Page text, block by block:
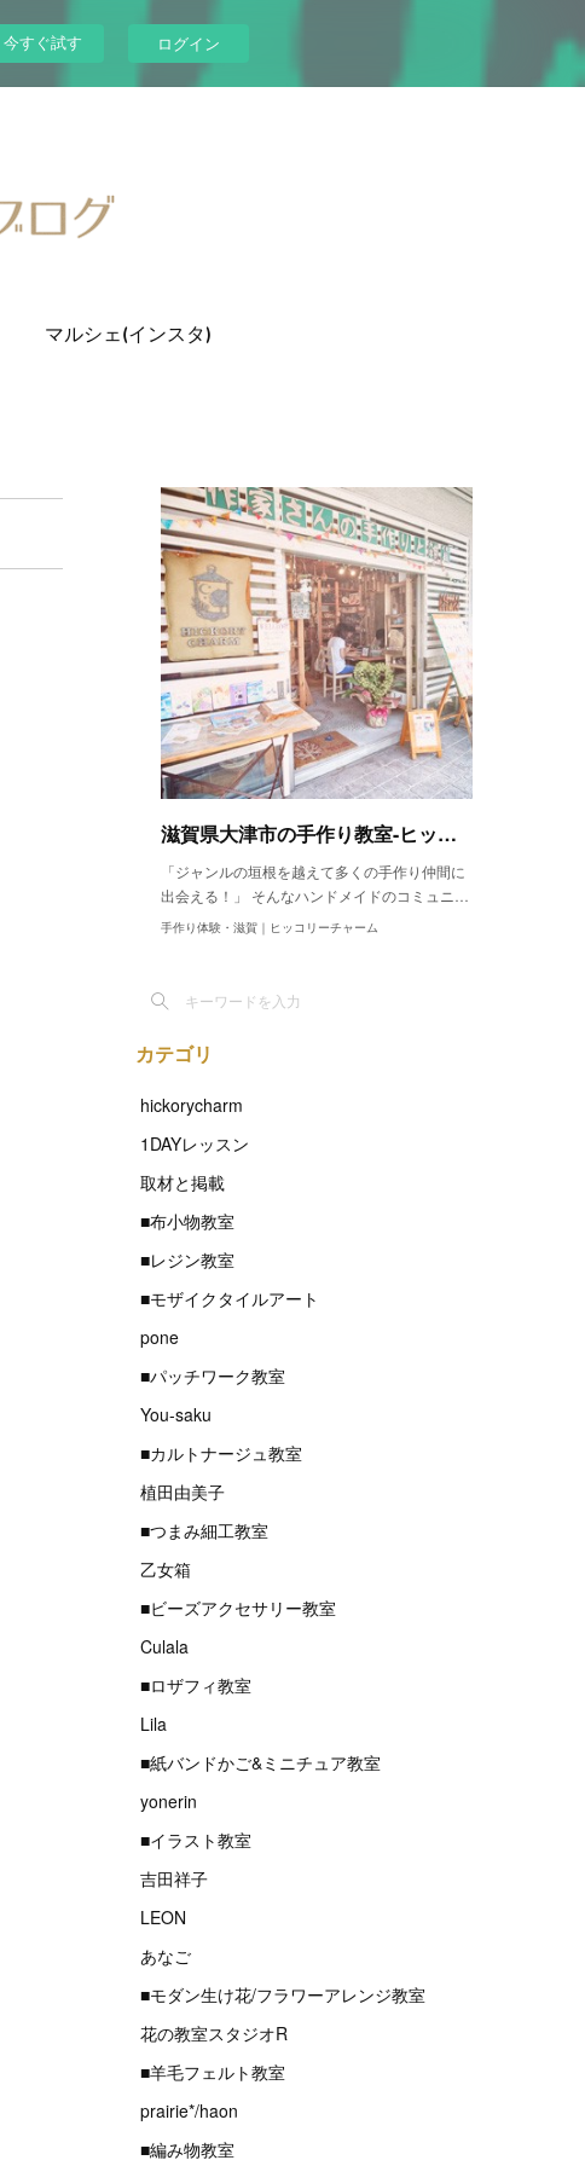
今すぐ試す ログイン
マルシェ(インスタ)
滋賀県大津市の手作り教室-ヒッコリーチャーム｜30種類の手作りレッスン
「ジャンルの垣根を越えて多くの手作り仲間に
出会える！」 そんなハンドメイドのコミュニ…
手作り体験・滋賀｜ヒッコリーチャーム
カテゴリ
hickorycharm
1DAYレッスン
取材と掲載
■布小物教室
■レジン教室
■モザイクタイルアート
pone
■パッチワーク教室
You-saku
■カルトナージュ教室
植田由美子
■つまみ細工教室
乙女箱
■ビーズアクセサリー教室
Culala
■ロザフィ教室
Lila
■紙バンドかご&ミニチュア教室
yonerin
■イラスト教室
吉田祥子
LEON
あなご
■モダン生け花/フラワーアレンジ教室
花の教室スタジオR
■羊毛フェルト教室
prairie*/haon
■編み物教室